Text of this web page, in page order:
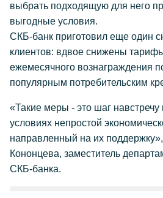
выбрать подходящую для него
выгодные условия.
СКБ-банк приготовил еще один
клиентов: вдвое снижены
ежемесячного вознаграждения
популярным потребительским
«Такие меры - это шаг
условиях непростой
направленный на их
Кононцева, заместитель
СКБ-банка.